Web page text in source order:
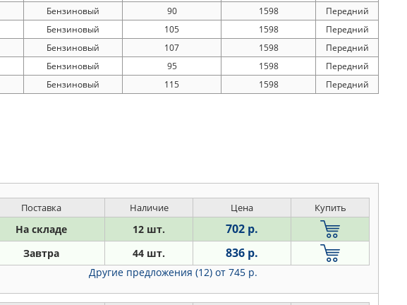
Бензиновый 90 1598 Передний
Бензиновый 105 1598 Передний
Бензиновый 107 1598 Передний
Бензиновый 95 1598 Передний
Бензиновый 115 1598 Передний
Поставка Наличие Цена Купить
На складе 12 шт. 702 р.
Завтра 44 шт. 836 р.
Другие предложения (12) от 745 р.